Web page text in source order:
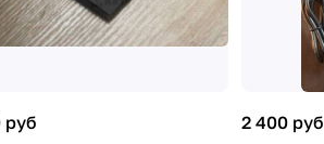
руб 2 400 руб